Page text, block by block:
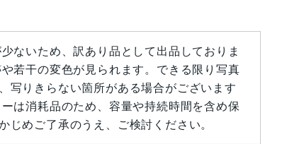
ないため、訳あり品として出品しておりま
若干の変色が見られます。できる限り写真
写りきらない箇所がある場合がございます
は消耗品のため、容量や持続時間を含め保
じめご了承のうえ、ご検討ください。